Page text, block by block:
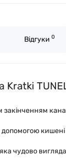
Відгуки 0
Kratki
чудово